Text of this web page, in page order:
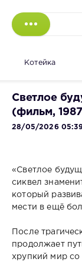
Котейка
Светлое
(фильм,
28/05/2026
«Светлое
сиквел
который
мести в ещё
После
продолжает
хрупкий мир